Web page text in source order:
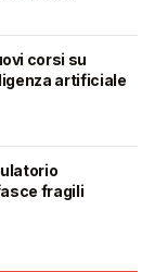
corsi su
artificiale
fragili